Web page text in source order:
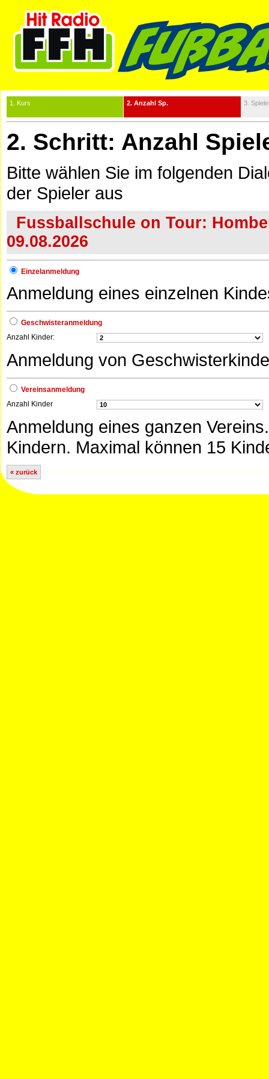
1. Kurs 2. Anzahl Sp. 3.
2. Schritt: Anzahl
Bitte wählen Sie im folgenden
der Spieler aus
Fussballschule on Tour:
09.08.2026
Einzelanmeldung
Anmeldung eines einzelnen
Geschwisteranmeldung
Anzahl Kinder:
Anmeldung von
Vereinsanmeldung
Anzahl Kinder
Anmeldung eines ganzen
Kindern. Maximal können 15